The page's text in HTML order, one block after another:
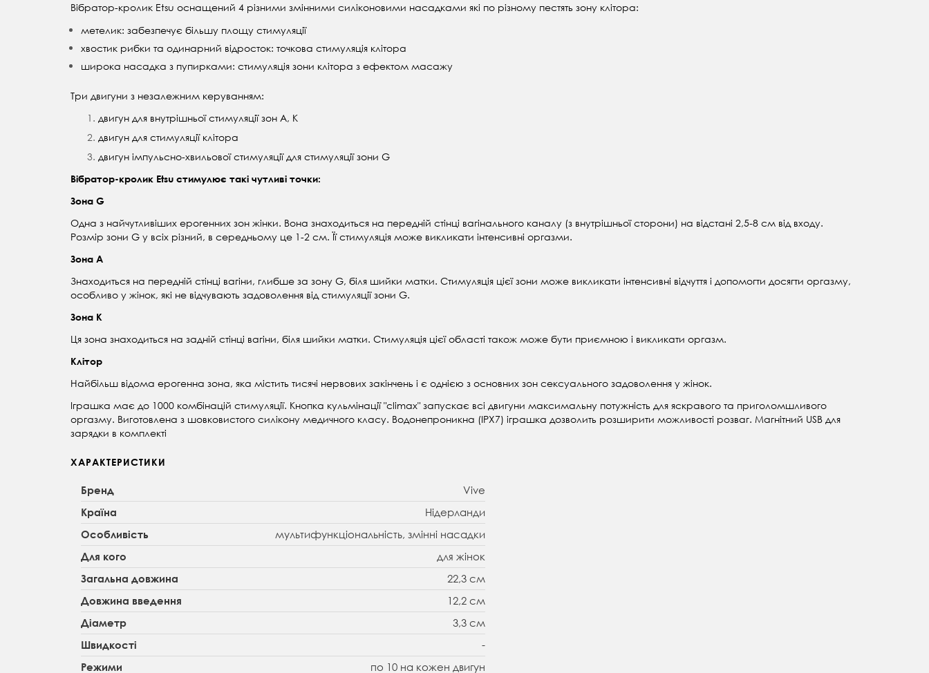
Вібратор-кролик Etsu оснащений 4 різними змінними силіконовими насадками які по різному пестять зону клітора:
метелик: забезпечує більшу площу стимуляції
хвостик рибки та одинарний відросток: точкова стимуляція клітора
широка насадка з пупирками: стимуляція зони клітора з ефектом масажу
Три двигуни з незалежним керуванням:
двигун для внутрішньої стимуляції зон A, K
двигун для стимуляції клітора
двигун імпульсно-хвильової стимуляції для стимуляції зони G
Вібратор-кролик Etsu стимулює такі чутливі точки:
Зона G
Одна з найчутливіших ерогенних зон жінки. Вона знаходиться на передній стінці вагінального каналу (з внутрішньої сторони) на відстані 2,5-8 см від входу.
Розмір зони G у всіх різний, в середньому це 1-2 см. Її стимуляція може викликати інтенсивні оргазми.
Зона А
Знаходиться на передній стінці вагіни, глибше за зону G, біля шийки матки. Стимуляція цієї зони може викликати інтенсивні відчуття і допомогти досягти оргазму,
особливо у жінок, які не відчувають задоволення від стимуляції зони G.
Зона К
Ця зона знаходиться на задній стінці вагіни, біля шийки матки. Стимуляція цієї області також може бути приємною і викликати оргазм.
Клітор
Найбільш відома ерогенна зона, яка містить тисячі нервових закінчень і є однією з основних зон сексуального задоволення у жінок.
Іграшка має до 1000 комбінацій стимуляції. Кнопка кульмінації "climax" запускає всі двигуни максимальну потужність для яскравого та приголомшливого
оргазму. Виготовлена з шовковистого силікону медичного класу. Водонепроникна (IPX7) іграшка дозволить розширити можливості розваг. Магнітний USB для
зарядки в комплекті
ХАРАКТЕРИСТИКИ
Бренд Vive
Країна Нідерланди
Особливість мультифункціональність, змінні насадки
Для кого для жінок
Загальна довжина 22,3 см
Довжина введення 12,2 см
Діаметр 3,3 см
Швидкості -
Режими по 10 на кожен двигун